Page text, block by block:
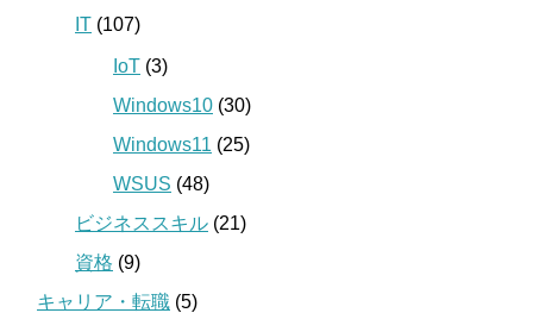
IT (107)
IoT (3)
Windows10 (30)
Windows11 (25)
WSUS (48)
ビジネススキル (21)
資格 (9)
キャリア・転職 (5)